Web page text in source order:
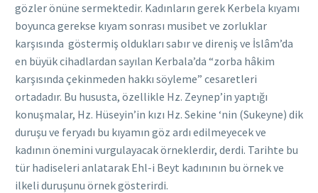
gözler önüne sermektedir. Kadınların gerek Kerbela kıyamı
boyunca gerekse kıyam sonrası musibet ve zorluklar
karşısında göstermiş oldukları sabır ve direniş ve İslâm’da
en büyük cihadlardan sayılan Kerbala’da “zorba hâkim
karşısında çekinmeden hakkı söyleme” cesaretleri
ortadadır. Bu hususta, özellikle Hz. Zeynep’in yaptığı
konuşmalar, Hz. Hüseyin’in kızı Hz. Sekine ‘nin (Sukeyne) dik
duruşu ve feryadı bu kıyamın göz ardı edilmeyecek ve
kadının önemini vurgulayacak örneklerdir, derdi. Tarihte bu
tür hadiseleri anlatarak Ehl-i Beyt kadınının bu örnek ve
ilkeli duruşunu örnek gösterirdi.